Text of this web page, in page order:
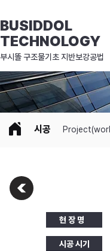
BUSIDDOL
TECHNOLOGY
​부시똘 구조물기초 지반보강공법
시공
현 장 명
시공 시기